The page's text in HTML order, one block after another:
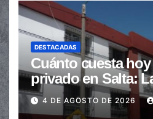
DESTACADAS
Cuánto cuesta
privado en Salta:
de $110.000 a más
4 DE AGOSTO DE 2026